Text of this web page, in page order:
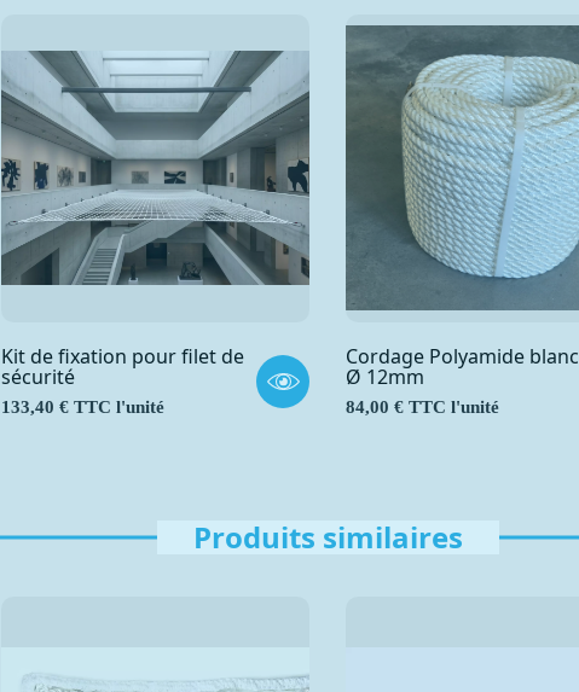
Kit de fixation pour filet de
sécurité
Prix
133,40 € TTC l'unité
Cordage Polyamide blanc
Ø 12mm
Prix
84,00 € TTC l'unité
Produits similaires